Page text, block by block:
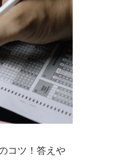
コツ！答えや